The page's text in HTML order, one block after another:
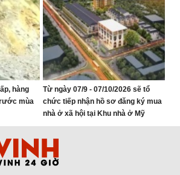
hàng
mùa
Từ ngày 07/9 - 07/10/2026 sẽ tổ
chức tiếp nhận hồ sơ đăng ký mua
nhà ở xã hội tại Khu nhà ở Mỹ
Thượng, phường Vinh Lộc